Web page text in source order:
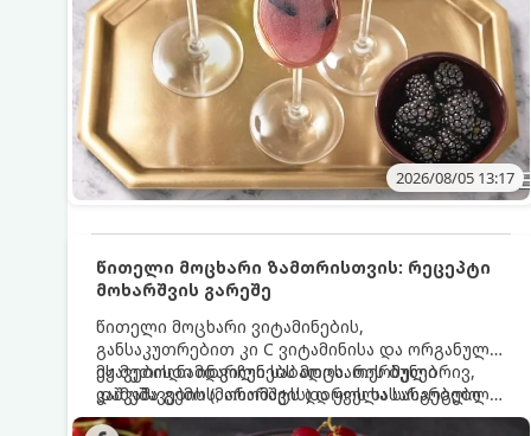
2026/08/05 13:17
წითელი მოცხარი ზამთრისთვის: რეცეპტი
მოხარშვის გარეშე
წითელი მოცხარი ვიტამინების,
განსაკუთრებით კი C ვიტამინისა და ორგანული
მჟავების ნამდვილი საბადოა. თერმული
დამუშავების (მოხარშვის) დროს სასარგებლო
ნივთიერებების დიდი ნაწილი იშლება. ამიტომ,
ეს მეთოდი ინარჩუნებს მოცხარის ბუნებრივ,
კაშკაშა გემოს, არომატს და ყველა სასარგებლო
თვისებას.